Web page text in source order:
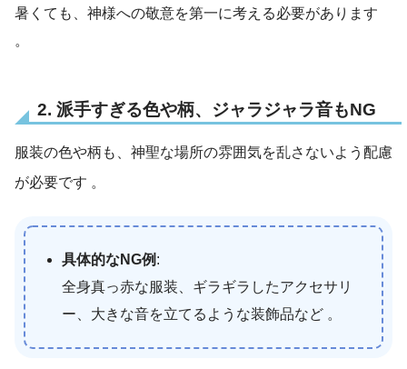
暑くても、神様への敬意を第一に考える必要があります
。
2. 派手すぎる色や柄、ジャラジャラ音もNG
服装の色や柄も、神聖な場所の雰囲気を乱さないよう配慮
が必要です 。
具体的なNG例 :
全身真っ赤な服装、ギラギラしたアクセサリ
ー、大きな音を立てるような装飾品など 。